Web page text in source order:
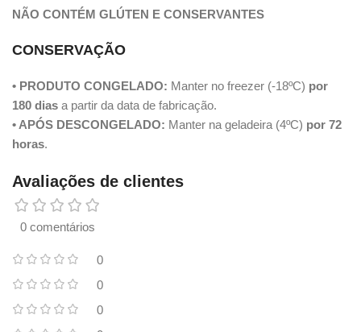
NÃO CONTÉM GLÚTEN E CONSERVANTES
CONSERVAÇÃO
• PRODUTO CONGELADO: Manter no freezer (-18ºC) por
180 dias a partir da data de fabricação.
• APÓS DESCONGELADO: Manter na geladeira (4ºC) por 72
horas.
Avaliações de clientes
0 comentários
0
0
0